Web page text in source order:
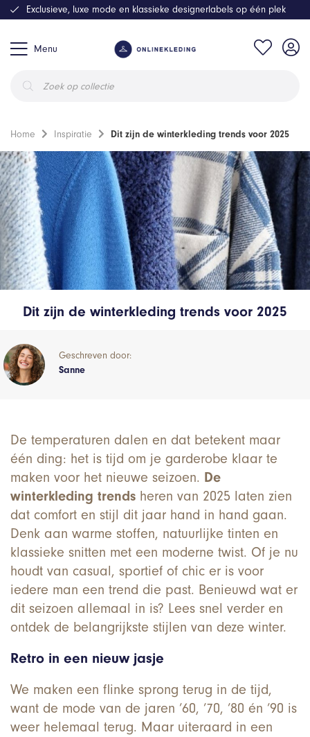
Menu
zoeken
Exclusieve, luxe mode en klassieke designerlabels op één plek
Home Inspiratie Dit zijn de winterkleding trends voor 2025
Dit zijn de winterkleding trends voor 2025
Geschreven door:
Sanne
De temperaturen dalen en dat betekent maar
één ding: het is tijd om je garderobe klaar te
maken voor het nieuwe seizoen. De
winterkleding trends heren van 2025 laten zien
dat comfort en stijl dit jaar hand in hand gaan.
Denk aan warme stoffen, natuurlijke tinten en
klassieke snitten met een moderne twist. Of je nu
houdt van casual, sportief of chic er is voor
iedere man een trend die past. Benieuwd wat er
dit seizoen allemaal in is? Lees snel verder en
ontdek de belangrijkste stijlen van deze winter.
Retro in een nieuw jasje
We maken een flinke sprong terug in de tijd,
want de mode van de jaren ’60, ’70, ’80 én ’90 is
weer helemaal terug. Maar uiteraard in een